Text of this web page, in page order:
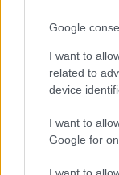
Google
I want to
related to
device
I want to
Google for
a